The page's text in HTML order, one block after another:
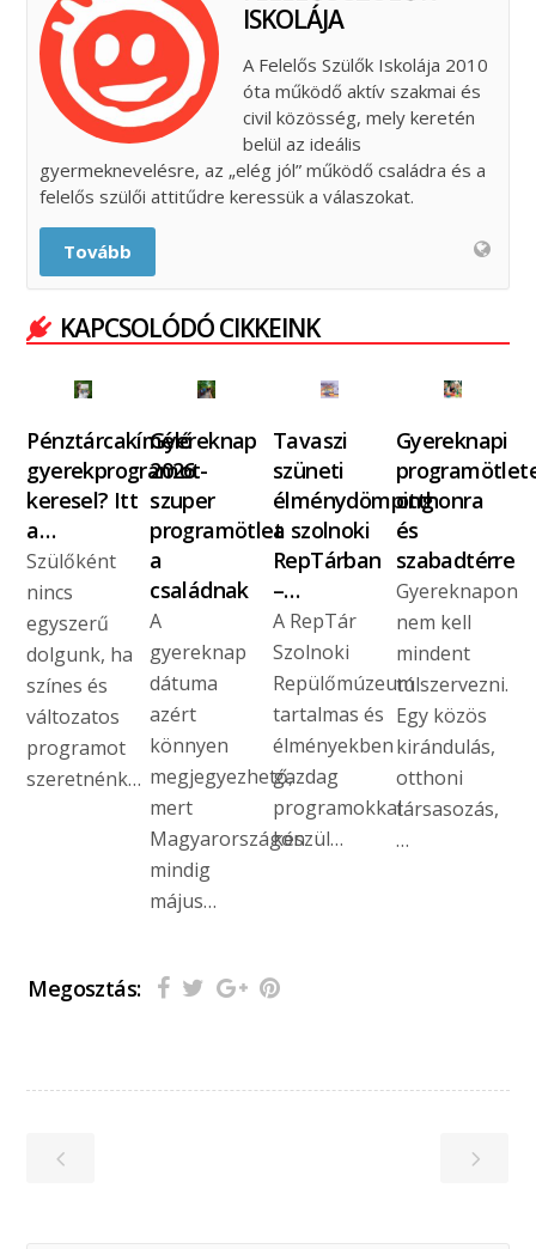
ISKOLÁJA
A Felelős Szülők Iskolája 2010
óta működő aktív szakmai és
civil közösség, mely keretén
belül az ideális
gyermeknevelésre, az „elég jól” működő családra és a
felelős szülői attitűdre keressük a válaszokat.
Tovább
KAPCSOLÓDÓ CIKKEINK
Pénztárcakímélő
gyerekprogramot
keresel? Itt
a…
Szülőként
nincs
egyszerű
dolgunk, ha
színes és
változatos
programot
szeretnénk…
Gyereknap
2026 -
szuper
programötlet
a
családnak
A
gyereknap
dátuma
azért
könnyen
megjegyezhető,
mert
Magyarországon
mindig
május…
Tavaszi
szüneti
élménydömping
a szolnoki
RepTárban
–…
A RepTár
Szolnoki
Repülőmúzeum
tartalmas és
élményekben
gazdag
programokkal
készül…
Gyereknapi
otthonra
és
szabadtérre
Gyereknapon
nem kell
mindent
túlszervezni.
Egy közös
kirándulás,
otthoni
társasozás,
…
Megosztás: